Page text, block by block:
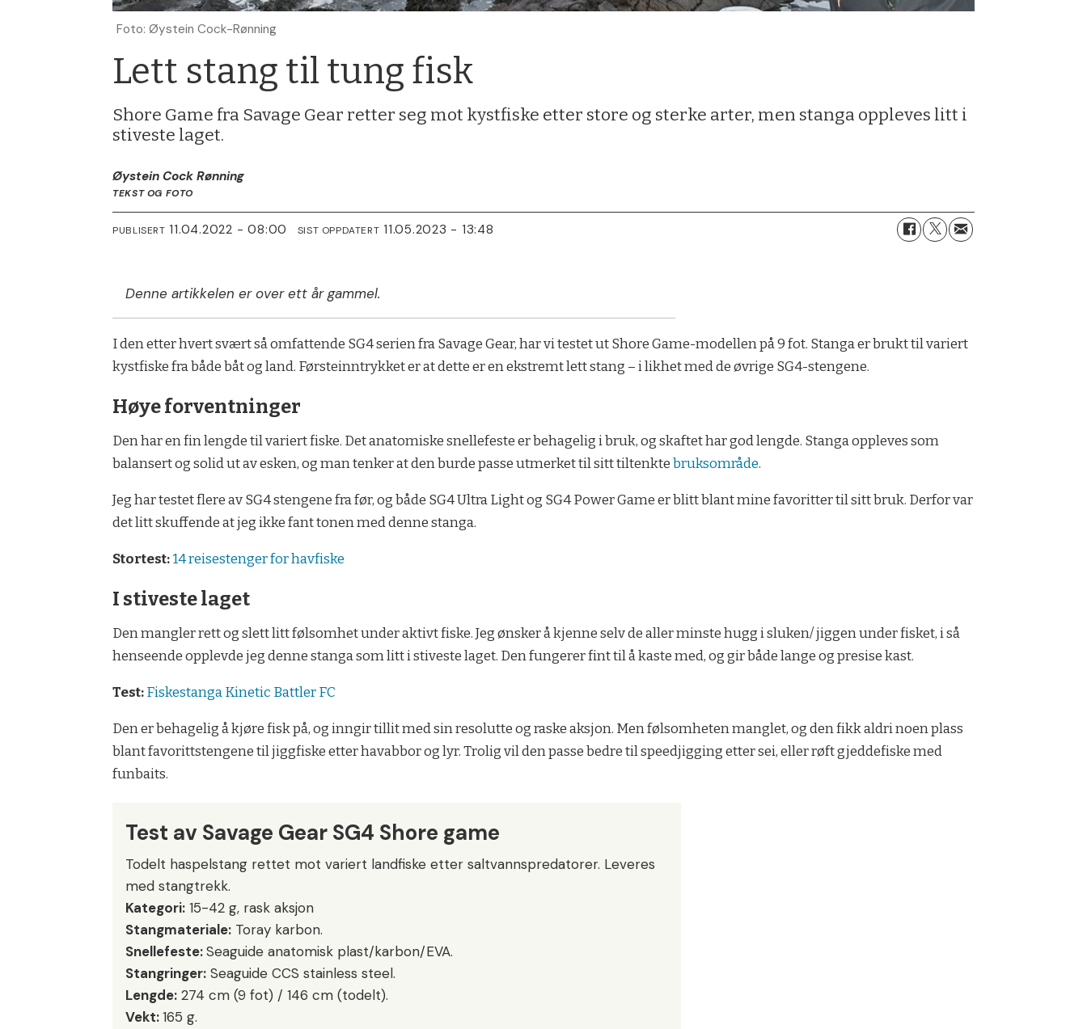
Foto: Øystein Cock-Rønning
Lett stang til tung fisk
Shore Game fra Savage Gear retter seg mot kystfiske etter store og sterke arter, men stanga oppleves litt i
stiveste laget.
Øystein Cock Rønning
TEKST OG FOTO
PUBLISERT 11.04.2022 - 08:00 SIST OPPDATERT 11.05.2023 - 13:48
Denne artikkelen er over ett år gammel.
I den etter hvert svært så omfattende SG4 serien fra Savage Gear, har vi testet ut Shore Game-modellen på 9 fot. Stanga er brukt til variert
kystfiske fra både båt og land. Førsteinntrykket er at dette er en ekstremt lett stang – i likhet med de øvrige SG4-stengene.
Høye forventninger
Den har en fin lengde til variert fiske. Det anatomiske snellefeste er behagelig i bruk, og skaftet har god lengde. Stanga oppleves som
balansert og solid ut av esken, og man tenker at den burde passe utmerket til sitt tiltenktebruksområde.
Jeg har testet flere av SG4 stengene fra før, og både SG4 Ultra Light og SG4 Power Game er blitt blant mine favoritter til sitt bruk. Derfor var
det litt skuffende at jeg ikke fant tonen med denne stanga.
Stortest:14 reisestenger for havfiske
I stiveste laget
Den mangler rett og slett litt følsomhet under aktivt fiske. Jeg ønsker å kjenne selv de aller minste hugg i sluken/ jiggen under fisket, i så
henseende opplevde jeg denne stanga som litt i stiveste laget. Den fungerer fint til å kaste med, og gir både lange og presise kast.
Test:Fiskestanga Kinetic Battler FC
Den er behagelig å kjøre fisk på, og inngir tillit med sin resolutte og raske aksjon. Men følsomheten manglet, og den fikk aldri noen plass
blant favorittstengene til jiggfiske etter havabbor og lyr. Trolig vil den passe bedre til speedjigging etter sei, eller røft gjeddefiske med
funbaits.
Test av Savage Gear SG4 Shore game
Todelt haspelstang rettet mot variert landfiske etter saltvannspredatorer. Leveres
med stangtrekk.
Kategori: 15-42 g, rask aksjon
Stangmateriale: Toray karbon.
Snellefeste:Seaguide anatomisk plast/karbon/EVA.
Stangringer: Seaguide CCS stainless steel.
Lengde: 274 cm (9 fot) / 146 cm (todelt).
Vekt:165 g.